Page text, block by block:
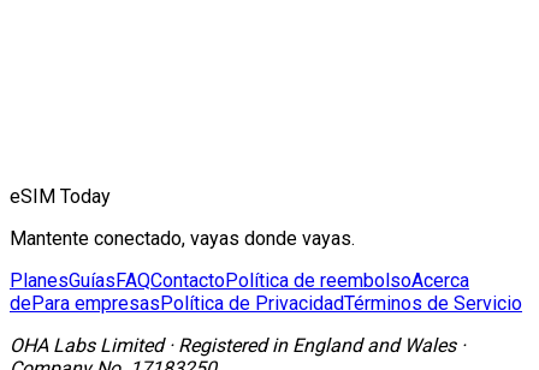
eSIM Today
Mantente conectado, vayas donde vayas.
PlanesGuías FAQContactoPolítica de reembolsoAcerca
dePara empresas Política de PrivacidadTérminos de Servicio
OHA Labs Limited· Registered in England and Wales·